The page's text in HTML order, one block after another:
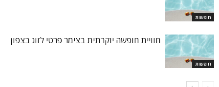
חופשות
חופשות
חוויית חופשה יוקרתית בצימר פרטי לזוג בצפון